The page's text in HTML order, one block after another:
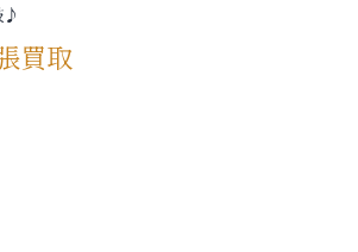
♪
買取